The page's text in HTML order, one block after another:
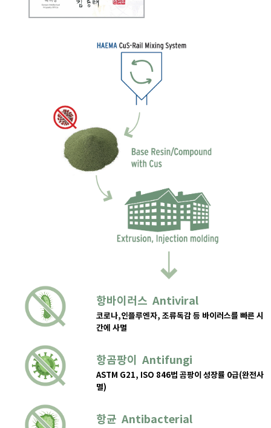
항바이러스 Antiviral
코로나,인플루엔자, 조류독감 등 바이러스를 빠른 시
간에 사멸
항곰팡이 Antifungi
ASTM G21, ISO 846법 곰팡이 성장률 0급(완전사
멸)
항균 Antibacterial